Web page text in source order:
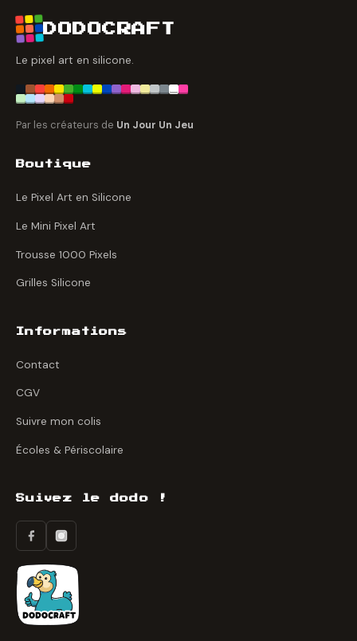
DODOCRAFT
Le pixel art en silicone.
Par les créateurs de Un Jour Un Jeu
Boutique
Le Pixel Art en Silicone
Le Mini Pixel Art
Trousse 1000 Pixels
Grilles Silicone
Informations
Contact
CGV
Suivre mon colis
Écoles & Périscolaire
Suivez le dodo !